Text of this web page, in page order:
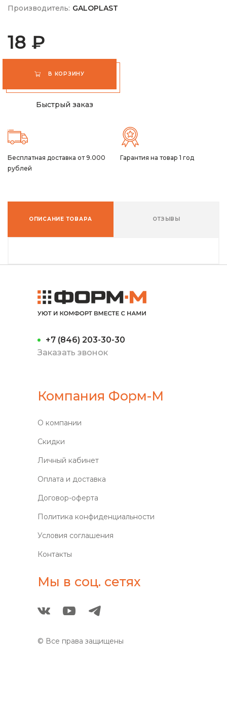
Производитель: GALOPLAST
18 ₽
В КОРЗИНУ
Быстрый заказ
Бесплатная доставка от 9.000
рублей
Гарантия на товар 1 год
ОПИСАНИЕ ТОВАРА ОТЗЫВЫ
+7 (846) 203-30-30
Заказать звонок
Компания Форм-М
О компании
Скидки
Личный кабинет
Оплата и доставка
Договор-оферта
Политика конфиденциальности
Условия соглашения
Контакты
Мы в соц. сетях
© Все права защищены